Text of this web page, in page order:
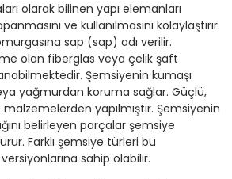
olarak bilinen yapı elemanları
ve kullanılmasını kolaylaştırır.
sap (sap) adı verilir.
olan fiberglas veya çelik şaft
Şemsiyenin kumaşı
yağmurdan koruma sağlar. Güçlü,
yapılmıştır. Şemsiyenin
belirleyen parçalar şemsiye
Farklı şemsiye türleri bu
sahip olabilir.